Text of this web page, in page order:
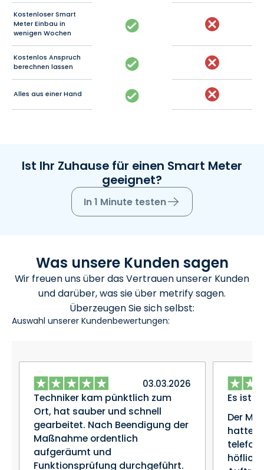
Kostenloser Smart
Meter Einbau in
wenigen Wochen
Kostenlos Anspruch
berechnen lassen
Alles aus einer Hand
Ist Ihr Zuhause für einen Smart Meter
geeignet?
In 1 Minute testen
Was unsere Kunden sagen
Wir freuen uns über das Vertrauen unserer Kunden
und darüber, was sie über metrify sagen.
Überzeugen Sie sich selbst:
Auswahl unserer Kundenbewertungen:
03.03.2026
Techniker kam pünktlich zum
Ort, hat sauber und schnell
gearbeitet. Nach Beendigung der
Maßnahme ordentlich
aufgeräumt und
Funktionsprüfung durchgeführt.
Es ist
Der
hatte